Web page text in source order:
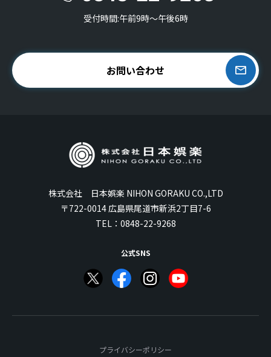
受付時間:午前9時〜午後6時
お問い合わせ
株式会社 日本娯楽 NIHON GORAKU CO.,LTD
〒722-0014 広島県尾道市新浜2丁目7-6
TEL： 0848-22-9268
公式SNS
プライバシーポリシー